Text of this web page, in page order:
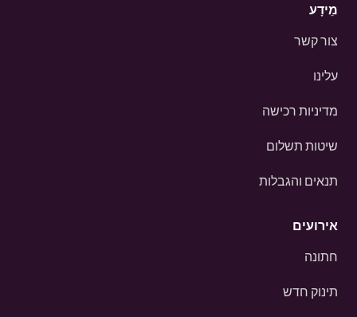
מֵידָע
צור קשר
עלינו
מדיניות רכישה
שיטות תשלום
תנאים והגבלות
אירועים
חתונה
תינוק חדש